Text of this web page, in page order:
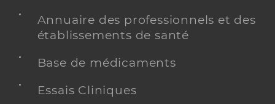
Annuaire des professionnels et des
établissements de santé
Base de médicaments
Essais Cliniques